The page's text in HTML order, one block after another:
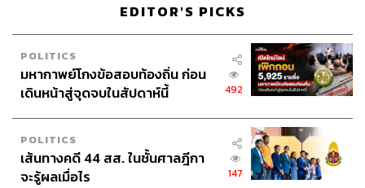
EDITOR'S PICKS
POLITICS
มหากาพย์โกงข้อสอบท้องถิ่น ก่อน
เดินหน้าสู่จุดจบในสัปดาห์นี้
492
POLITICS
เส้นทางคดี 44 สส. ในชั้นศาลฎีกา
จะรู้ผลเมื่อไร
147